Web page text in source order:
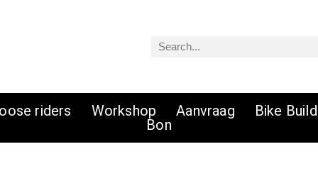
Zoeken
riders Workshop Aanvraag Bike
Bon